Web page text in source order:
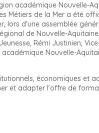
académique Nouvelle-
Métiers de la Mer a été
lors d’une assemblée
de Nouvelle-
Rémi Justinien,
Nouvelle-
économiques et
et adapter l’offre de